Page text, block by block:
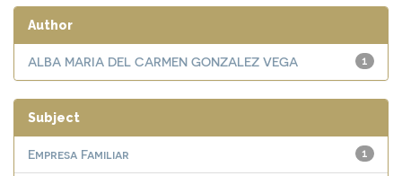
Author
1
ALBA MARIA DEL CARMEN GONZALEZ VEGA
Subject
1
Empresa Familiar